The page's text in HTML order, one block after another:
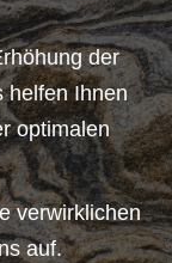
der
helfen Ihnen
optimalen
verwirklichen
auf.